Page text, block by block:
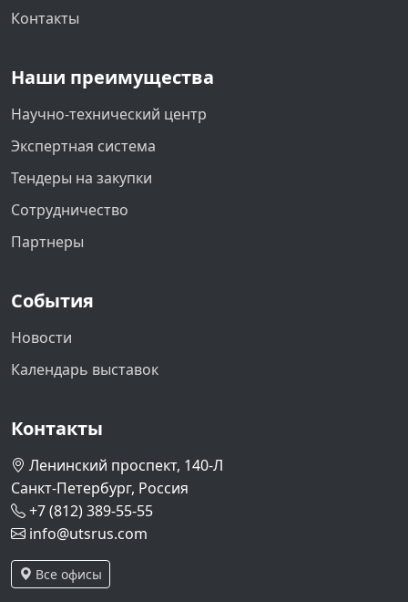
Контакты
Наши преимущества
Научно-технический центр
Экспертная система
Тендеры на закупки
Сотрудничество
Партнеры
События
Новости
Календарь выставок
Контакты
Ленинский проспект, 140-Л
Санкт-Петербург, Россия
+7 (812) 389-55-55
info@utsrus.com
Все офисы